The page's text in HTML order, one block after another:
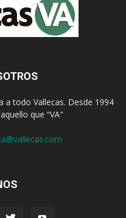
a todo Vallecas. Desde 1994
que “VA"